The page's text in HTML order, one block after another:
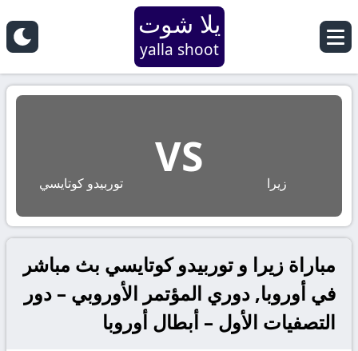
يلا شوت
yalla shoot
زيرا
VS
توربيدو كوتايسي
مباراة زيرا و توربيدو كوتايسي بث مباشر
في أوروبا, دوري المؤتمر الأوروبي – دور
التصفيات الأول – أبطال أوروبا